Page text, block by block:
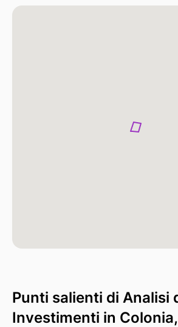
Punti salienti di Analisi
Investimenti in